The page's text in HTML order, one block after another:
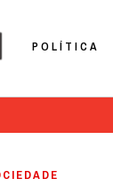
POLÍTICA